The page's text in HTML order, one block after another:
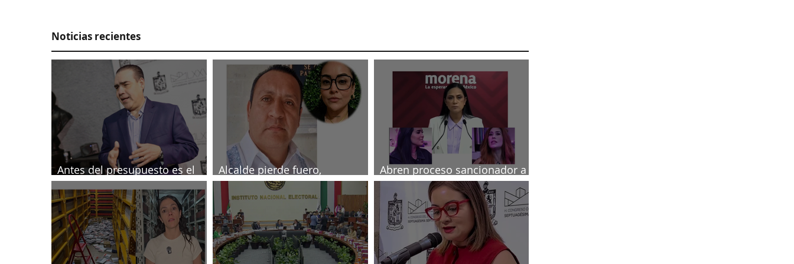
Noticias recientes
Antes del presupuesto es el
Tesorero: Heriberto
Alcalde pierde fuero,
investigado por muerte de
periodista
Abren proceso sancionador a
diputadas poblanas